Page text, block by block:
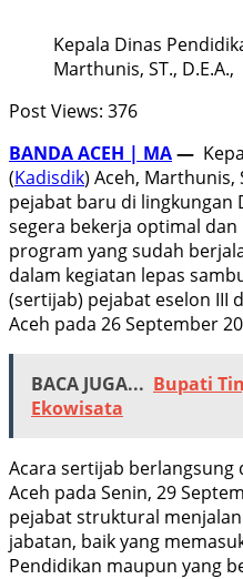
Kepala Dinas
Marthunis, ST., D.E.A.,
Post Views: 376
BANDA ACEH | MA—
(Kadisdik) Aceh, Marthunis,
pejabat baru di lingkungan
segera bekerja optimal
program yang sudah
dalam kegiatan lepas
(sertijab) pejabat eselon III
Aceh pada 26 September
BACA JUGA... Bupati
Ekowisata
Acara sertijab berlangsung
Aceh pada Senin, 29
pejabat struktural
jabatan, baik yang
Pendidikan maupun yang